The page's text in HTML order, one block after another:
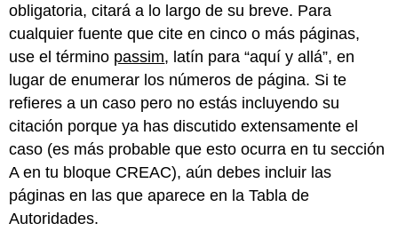
obligatoria, citará a lo largo de su breve. Para
cualquier fuente que cite en cinco o más páginas,
use el término passim, latín para “aquí y allá”, en
lugar de enumerar los números de página. Si te
refieres a un caso pero no estás incluyendo su
citación porque ya has discutido extensamente el
caso (es más probable que esto ocurra en tu sección
A en tu bloque CREAC), aún debes incluir las
páginas en las que aparece en la Tabla de
Autoridades.